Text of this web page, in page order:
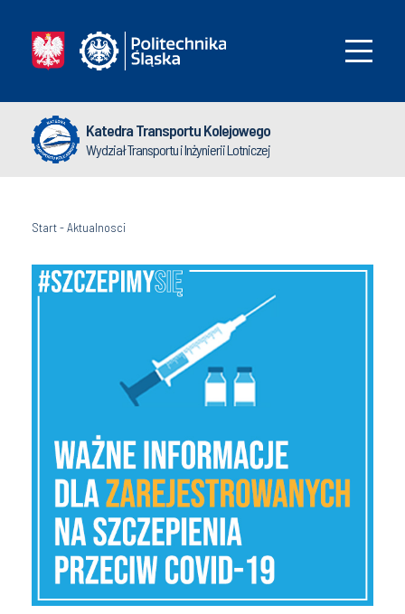
Katedra Transportu Kolejowego
Wydział Transportu i Inżynierii Lotniczej
Start-Aktualnosci